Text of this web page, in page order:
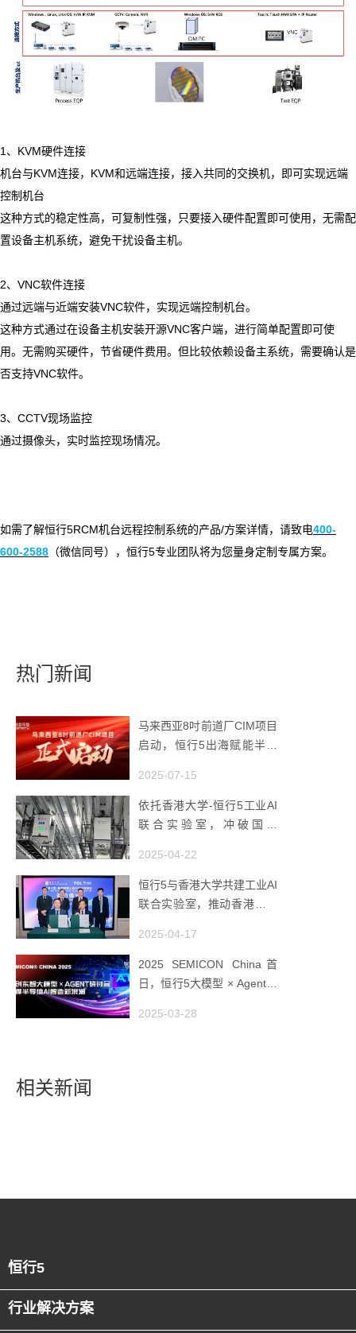
1 、 KVM硬件连接
机台与KVM连接， KVM和远端连接，接入共同的交换机，即可实现远端
控制机台
这种方式的稳定性高，可复制性强，只要接入硬件配置即可使用，无需配
置设备主机系统，避免干扰设备主机。
2、 VNC软件连接
通过远端与近端安装VNC软件，实现远端控制机台。
这种方式通过在设备主机安装开源VNC客户端，进行简单配置即可使
用。无需购买硬件，节省硬件费用。但比较依赖设备主系统，需要确认是
否支持VNC软件。
3、 CCTV现场监控
通过摄像头，实时监控现场情况。
如需了解恒行5RCM机台远程控制系统的产品/方案详情，请致电400-
600-2588 （微信同号），恒行5专业团队将为您量身定制专属方案。
热门新闻
马来西亚8吋前道厂CIM项目
启动，恒行5出海赋能半导
2025-07-15
依托香港大学-恒行5工业AI
联合实验室，冲破国产
2025-04-22
恒行5与香港大学共建工业AI
联合实验室，推动香港成为
2025-04-17
2025 SEMICON China首
日，恒行5大模型 × Agent研
潮
2025-03-28
相关新闻
恒行5
行业解决方案